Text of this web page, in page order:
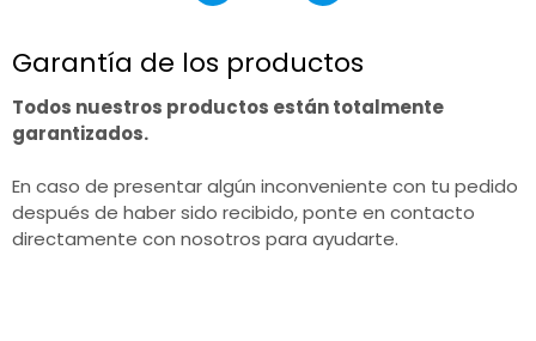
Garantía de los productos
Todos nuestros productos están totalmente
garantizados.
En caso de presentar algún inconveniente con tu pedido
después de haber sido recibido, ponte en contacto
directamente con nosotros para ayudarte.